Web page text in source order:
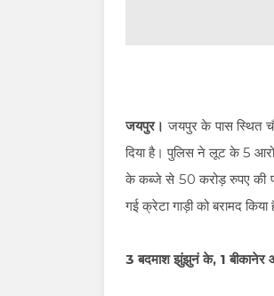
जयपुर। जयपुर के पास स्थित
दिया है। पुलिस ने लूट के 5
के कब्जे से 50 करोड़ रुपए की
गई क्रेटा गाड़ी को बरामद
3 बदमाश झुंझुनं के, 1 बीकानेर